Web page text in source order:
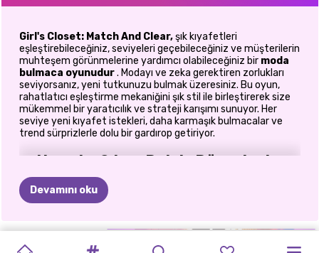
Girl's Closet: Match And Clear,şık kıyafetleri
eşleştirebileceğiniz, seviyeleri geçebileceğiniz ve müşterilerin
muhteşem görünmelerine yardımcı olabileceğiniz bir moda
bulmaca oyunudur. Modayı ve zeka gerektiren zorlukları
seviyorsanız, yeni tutkunuzu bulmak üzeresiniz. Bu oyun,
rahatlatıcı eşleştirme mekaniğini şık stil ile birleştirerek size
mükemmel bir yaratıcılık ve strateji karışımı sunuyor. Her
seviye yeni kıyafet istekleri, daha karmaşık bulmacalar ve
trend sürprizlerle dolu bir gardırop getiriyor.
🧩 Uyumlu, Şık ve Dolabı Düzenleyin
Göreviniz basit ama son derece tatmin edici.
Müşterilerinizin seçtiğiniz ürünleri anında denemesini
Devamını oku
ÜÇLÜ
ASMR SWEETSU
TEK PRENSES